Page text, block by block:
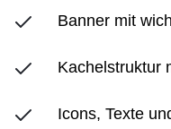
Banner mit
Kachelstruktur
Icons, Texte